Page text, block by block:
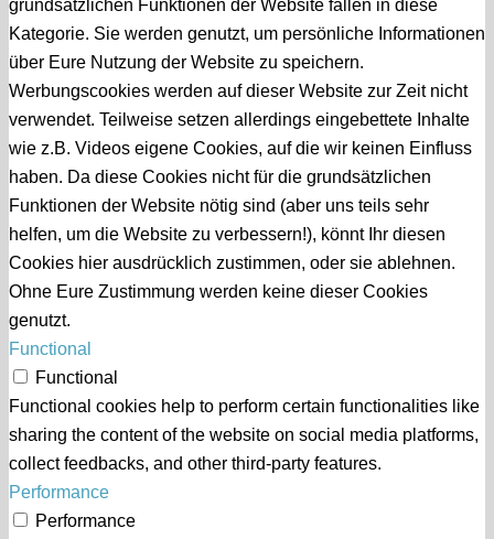
grundsätzlichen Funktionen der Website fallen in diese
Kategorie. Sie werden genutzt, um persönliche Informationen
über Eure Nutzung der Website zu speichern.
Werbungscookies werden auf dieser Website zur Zeit nicht
verwendet. Teilweise setzen allerdings eingebettete Inhalte
wie z.B. Videos eigene Cookies, auf die wir keinen Einfluss
haben. Da diese Cookies nicht für die grundsätzlichen
Funktionen der Website nötig sind (aber uns teils sehr
helfen, um die Website zu verbessern!), könnt Ihr diesen
Cookies hier ausdrücklich zustimmen, oder sie ablehnen.
Ohne Eure Zustimmung werden keine dieser Cookies
genutzt.
Functional
Functional
Functional cookies help to perform certain functionalities like
sharing the content of the website on social media platforms,
collect feedbacks, and other third-party features.
Performance
Performance